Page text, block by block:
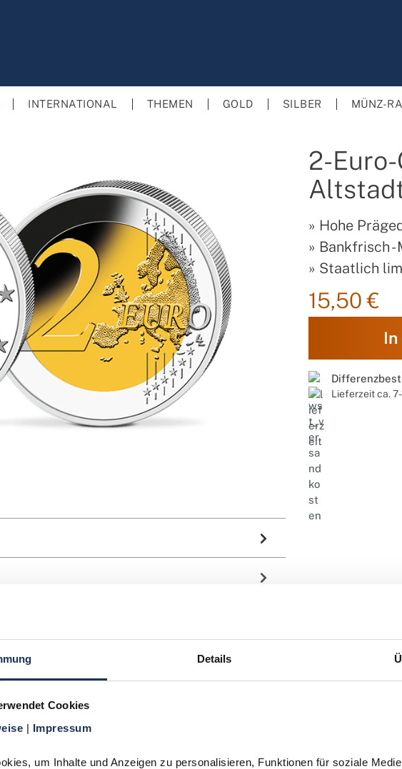
Details
Cookies
| Impressum
um Inhalte und Anzeigen zu personalisieren, Funktionen für soziale
INTERNATIONAL THEMEN GOLD SILBER MÜNZ-
2-Euro-
» Hohe
» Bankfrisch -
» Staatlich
15,50 €
Lieferzeit ca. 7-
uns aufnehmen?